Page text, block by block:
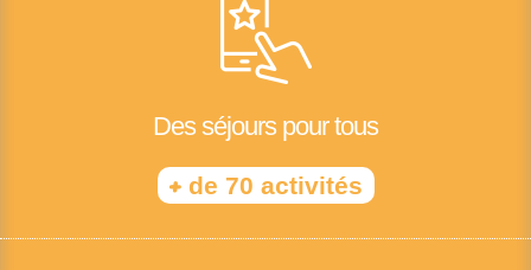
Des séjours pour tous
+de 70 activités